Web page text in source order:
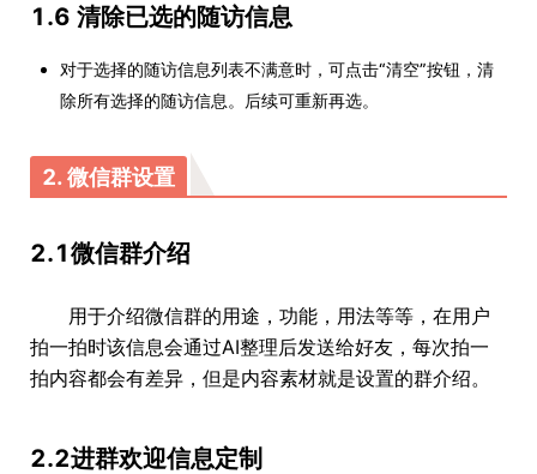
1.6 清除已选的随访信息
对于选择的随访信息列表不满意时，可点击“清空”按钮，清
除所有选择的随访信息。后续可重新再选。
2. 微信群设置
2.1微信群介绍
用于介绍微信群的用途，功能，用法等等，在用户
拍一拍时该信息会通过AI整理后发送给好友，每次拍一
拍内容都会有差异，但是内容素材就是设置的群介绍。
2.2进群欢迎信息定制